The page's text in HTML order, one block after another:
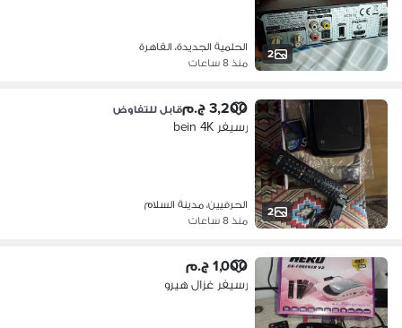
2
الحلمية الجديدة، القاهرة
منذ 8 ساعات
2
3,200 ج.م قابل للتفاوض
رسيفر bein 4K
الحرفيين، مدينة السلام
منذ 8 ساعات
1,000 ج.م
رسيفر غزال هيرو